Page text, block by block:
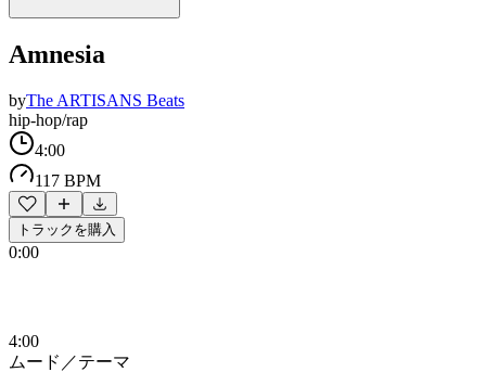
Amnesia
byThe ARTISANS Beats
hip-hop/rap
4:00
117 BPM
トラックを購入
0:00
4:00
ムード／テーマ